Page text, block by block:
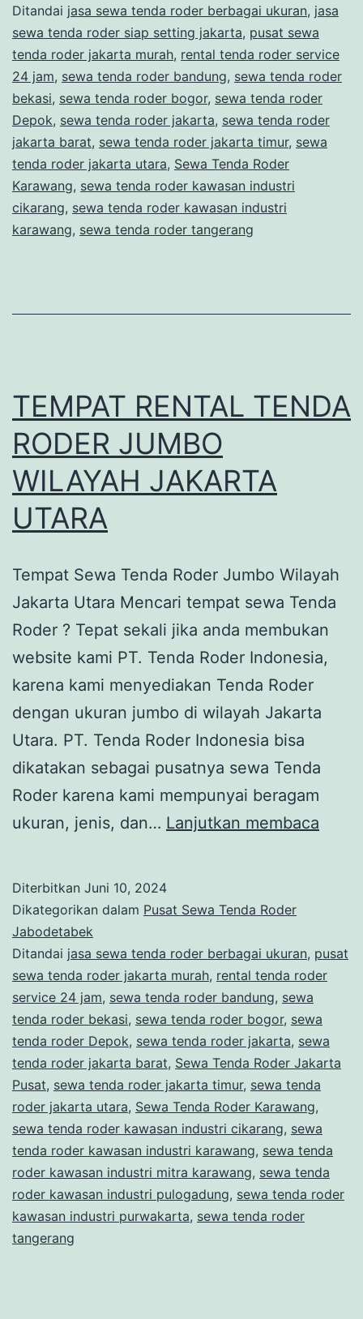
AREA
BOGOR
JAWA
BARAT
Ditandai jasa sewa tenda roder berbagai ukuran, jasa
sewa tenda roder siap setting jakarta, pusat sewa
tenda roder jakarta murah, rental tenda roder service
24 jam, sewa tenda roder bandung, sewa tenda roder
bekasi, sewa tenda roder bogor, sewa tenda roder
Depok, sewa tenda roder jakarta, sewa tenda roder
jakarta barat, sewa tenda roder jakarta timur, sewa
tenda roder jakarta utara, Sewa Tenda Roder
Karawang, sewa tenda roder kawasan industri
cikarang, sewa tenda roder kawasan industri
karawang, sewa tenda roder tangerang
TEMPAT RENTAL TENDA
RODER JUMBO
WILAYAH JAKARTA
UTARA
Tempat Sewa Tenda Roder Jumbo Wilayah
Jakarta Utara Mencari tempat sewa Tenda
Roder ? Tepat sekali jika anda membukan
website kami PT. Tenda Roder Indonesia,
karena kami menyediakan Tenda Roder
dengan ukuran jumbo di wilayah Jakarta
Utara. PT. Tenda Roder Indonesia bisa
dikatakan sebagai pusatnya sewa Tenda
Roder karena kami mempunyai beragam
ukuran, jenis, dan… Lanjutkan membaca
Diterbitkan Juni 10, 2024
Dikategorikan dalam Pusat Sewa Tenda Roder
Jabodetabek
Ditandai jasa sewa tenda roder berbagai ukuran, pusat
sewa tenda roder jakarta murah, rental tenda roder
service 24 jam, sewa tenda roder bandung, sewa
tenda roder bekasi, sewa tenda roder bogor, sewa
tenda roder Depok, sewa tenda roder jakarta, sewa
tenda roder jakarta barat, Sewa Tenda Roder Jakarta
Pusat, sewa tenda roder jakarta timur, sewa tenda
roder jakarta utara, Sewa Tenda Roder Karawang,
sewa tenda roder kawasan industri cikarang, sewa
tenda roder kawasan industri karawang, sewa tenda
roder kawasan industri mitra karawang, sewa tenda
roder kawasan industri pulogadung, sewa tenda roder
kawasan industri purwakarta, sewa tenda roder
tangerang